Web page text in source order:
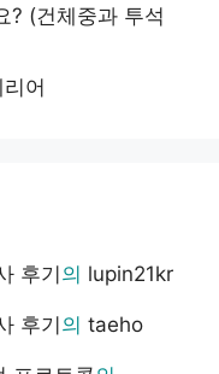
? (건체중과 투석
어
후기의 lupin21kr
후기의 taeho